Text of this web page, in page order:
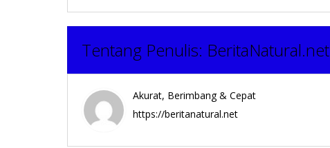
Tentang Penulis: BeritaNatural.net
Akurat, Berimbang & Cepat
https://beritanatural.net